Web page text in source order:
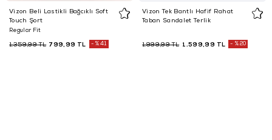
Vizon Beli Lastikli Bağcıklı Soft
Touch Şort
Regular Fit
799,99 TL
1.359,99 TL %41
Vizon Tek Bantlı Hafif Rahat
Taban Sandalet Terlik
1.599,99 TL
1.999,99 TL %20